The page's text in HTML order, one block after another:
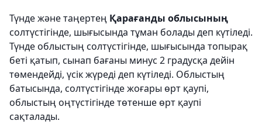
Түнде және таңертең Қарағанды облысының
солтүстігінде, шығысында тұман болады деп күтіледі.
Түнде облыстың солтүстігінде, шығысында топырақ
беті қатып, сынап бағаны минус 2 градусқа дейін
төмендейді, үсік жүреді деп күтіледі. Облыстың
батысында, солтүстігінде жоғары өрт қаупі,
облыстың оңтүстігінде төтенше өрт қаупі
сақталады.